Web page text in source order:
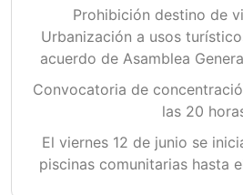
Prohibición destino de
Urbanización a usos
acuerdo de Asamblea
Convocatoria de
las 20
El viernes 12 de junio se
piscinas comunitarias hasta